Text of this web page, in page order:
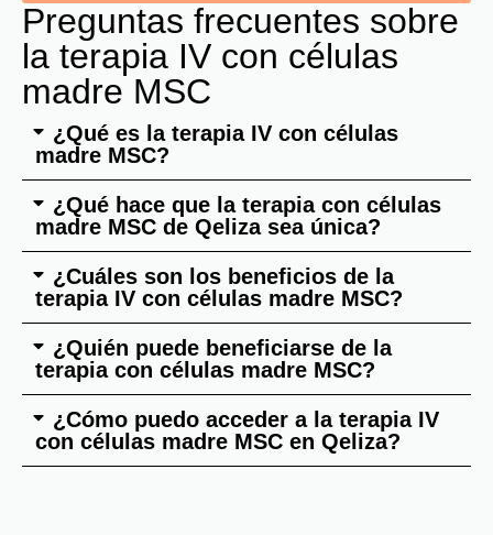
Preguntas frecuentes sobre
la terapia IV con células
madre MSC
¿Qué es la terapia IV con células
madre MSC?
¿Qué hace que la terapia con células
madre MSC de Qeliza sea única?
¿Cuáles son los beneficios de la
terapia IV con células madre MSC?
¿Quién puede beneficiarse de la
terapia con células madre MSC?
¿Cómo puedo acceder a la terapia IV
con células madre MSC en Qeliza?